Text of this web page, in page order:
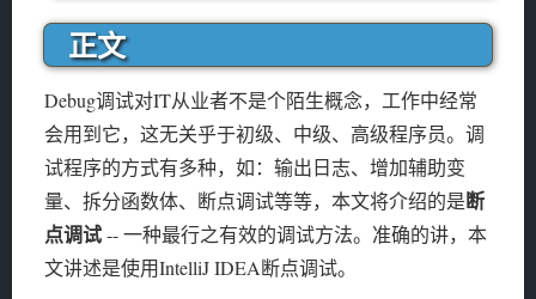
正文
Debug调试对IT从业者不是个陌生概念，工作中经常
会用到它，这无关乎于初级、中级、高级程序员。调
试程序的方式有多种，如：输出日志、增加辅助变
量、拆分函数体、断点调试等等，本文将介绍的是断
点调试-- 一种最行之有效的调试方法。准确的讲，本
文讲述是使用IntelliJ IDEA断点调试。